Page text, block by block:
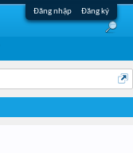
Đăng nhập Đăng ký